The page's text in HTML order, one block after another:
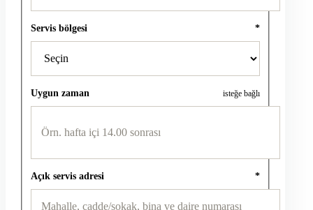
Servis bölgesi *
Uygun zaman isteğe bağlı
Açık servis adresi *